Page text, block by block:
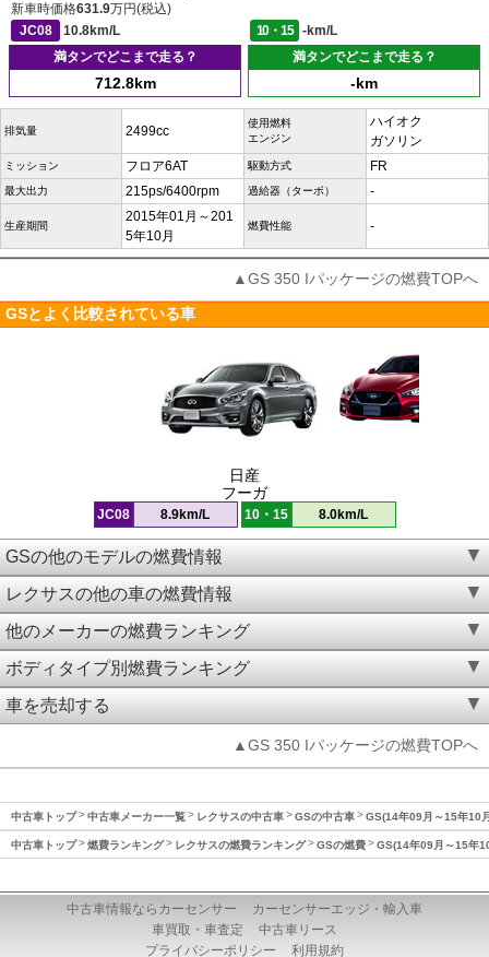
新車時価格631.9万円(税込)
JC08
10.8km/L 10・15
-km/L
満タンでどこまで走る？
712.8km
満タンでどこまで走る？
-km
排気量 2499cc
使用燃料
エンジン
ハイオク
ガソリン
ミッション フロア6AT 駆動方式 FR
最大出力 215ps/6400rpm 過給器（ターボ） -
生産期間
2015年01月～201
5年10月
燃費性能 -
▲GS 350 Iパッケージの燃費TOPへ
GSとよく比較されている車
日産
フーガ
JC08 8.9km/L 10・15 8.0km/L
GSの他のモデルの燃費情報
レクサスの他の車の燃費情報
他のメーカーの燃費ランキング
ボディタイプ別燃費ランキング
車を売却する
▲GS 350 Iパッケージの燃費TOPへ
中古車トップ 中古車メーカー一覧 レクサスの中古車 GSの中古車 GS(14年09月～15年10
中古車トップ 燃費ランキング レクサスの燃費ランキング GSの燃費 GS(14年09月～15年
中古車情報ならカーセンサー
カーセンサーエッジ・輸入車
車買取・車査定
中古車リース
プライバシーポリシー
利用規約